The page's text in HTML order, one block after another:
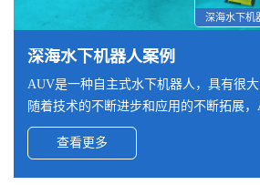
深海水下机
深海水下机器人案例
AUV是一种自主式水下机器人，具有很大
随着技术的不断进步和应用的不断拓展
越广阔。根据客户要求，本AUV需满足深
高精度的导航能力。
查看更多
遥操作力反馈工作站案例
遥操作设备包括一个 3D 高清显示器，帮
能可视化且更精准、高效开展。显示器
的工作站上，带有自然的手柄界面，即使
能提供和支持舒适的手术姿势。
查看更多
人形机器人案例
采取拟人化的设计理念，模仿人类的身体
接近的外观和行为，以便在各种环境中
查看更多
机械臂案例
本款机械臂采用全进口碳纤维材料制作，
口可根据需求设计，该法兰兼容ATI六维
查看更多
宇航工具案例
工具在轻量化需求外，还需承受较强的碰
求，工具采用全碳纤维材料组合而成。
维材料是最好的选择。
查看更多
高精密高速电机案例
传统电机通常是指普通的交流电动机、直
是旋转速度较慢，精度较低。而精密微
速、高精度运动控制的电机，其特点是旋
可靠性强。
查看更多